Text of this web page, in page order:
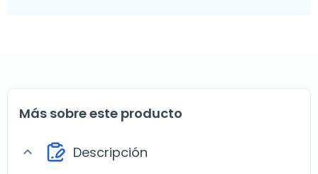
Más sobre este producto
expand_more Descripción